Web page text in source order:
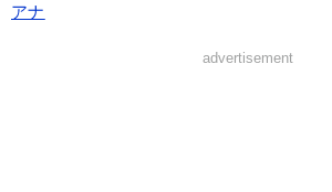
アナ
advertisement